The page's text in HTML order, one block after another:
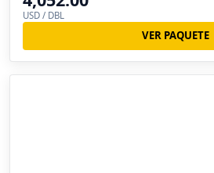
USD / DBL
VER PAQUETE